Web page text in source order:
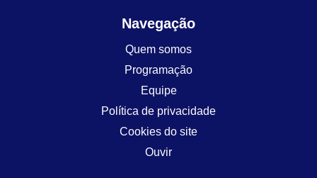
Navegação
Quem somos
Programação
Equipe
Política de privacidade
Cookies do site
Ouvir